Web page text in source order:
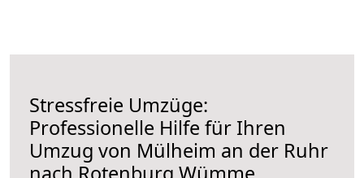
Stressfreie Umzüge:
Professionelle Hilfe für Ihren
Umzug von Mülheim an der Ruhr